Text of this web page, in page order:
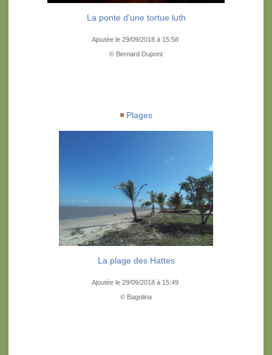
La ponte d'une tortue luth
Ajoutée le 29/09/2018 à 15:58
© Bernard Dupont
Plages
La plage des Hattes
Ajoutée le 29/09/2018 à 15:49
© Bagolina